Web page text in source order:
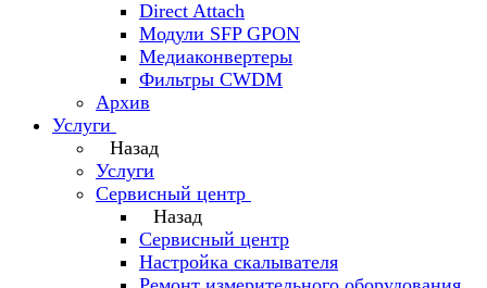
Direct Attach
Модули SFP GPON
Медиаконвертеры
Фильтры CWDM
Архив
Услуги
Назад
Услуги
Сервисный центр
Назад
Сервисный центр
Настройка скалывателя